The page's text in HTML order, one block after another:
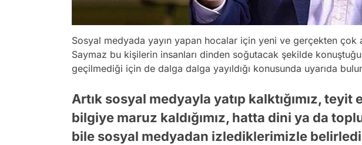
Sosyal medyada yayın yapan hocalar için yeni ve gerçekten çok
Saymaz bu kişilerin insanları dinden soğutacak şekilde
geçilmediği için de dalga dalga yayıldığı konusunda uyarıda
Artık sosyal medyayla yatıp kalktığımız,
bilgiye maruz kaldığımız, hatta dini ya da
bile sosyal medyadan izlediklerimizle